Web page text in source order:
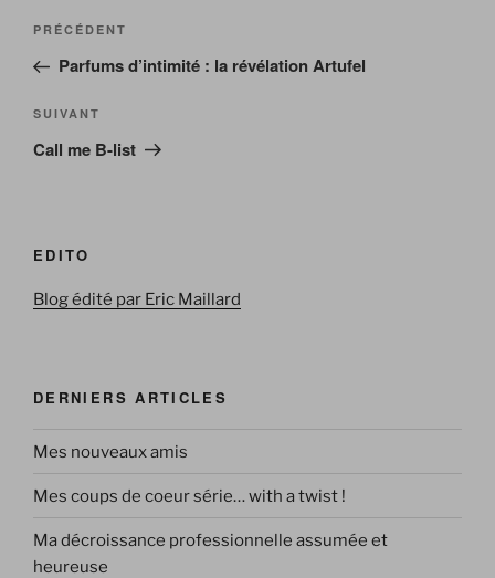
Navigation
l’article
Article
précédent
PRÉCÉDENT
Parfums d’intimité : la révélation Artufel
Article
suivant
SUIVANT
Call me B-list
EDITO
Blog édité par Eric Maillard
DERNIERS ARTICLES
Mes nouveaux amis
Mes coups de coeur série… with a twist !
Ma décroissance professionnelle assumée et
heureuse